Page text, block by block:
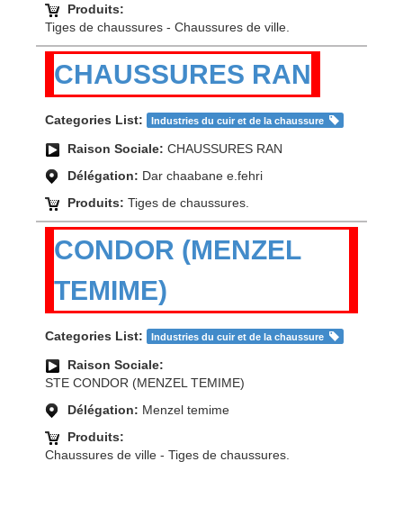
Produits:
Tiges de chaussures - Chaussures de ville.
CHAUSSURES RAN
Categories List: Industries du cuir et de la chaussure
Raison Sociale: CHAUSSURES RAN
Délégation: Dar chaabane e.fehri
Produits: Tiges de chaussures.
CONDOR (MENZEL
TEMIME)
Categories List: Industries du cuir et de la chaussure
Raison Sociale:
STE CONDOR (MENZEL TEMIME)
Délégation: Menzel temime
Produits:
Chaussures de ville - Tiges de chaussures.